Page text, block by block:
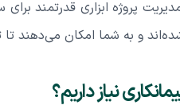
مدیریت پروژه ابزاری قدرتمند
و به شما امکان می‌دهند
نیاز داریم؟